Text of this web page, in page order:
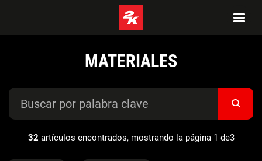
MATERIALES
32 artículos encontrados, mostrando la página 1 de3